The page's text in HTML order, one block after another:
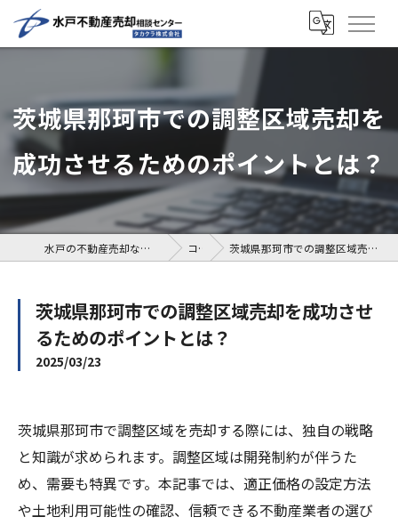
茨城県那珂市での調整区域売却を
成功させるためのポイントとは？
水戸の不動産売却なら水戸不動産売却相談センター コラム 茨城県那珂市での調整区域売却を成功させるためのポイントとは？
茨城県那珂市での調整区域売却を成功させ
るためのポイントとは？
2025/03/23
茨城県那珂市で調整区域を売却する際には、独自の戦略
と知識が求められます。調整区域は開発制約が伴うた
め、需要も特異です。本記事では、適正価格の設定方法
や土地利用可能性の確認、信頼できる不動産業者の選び